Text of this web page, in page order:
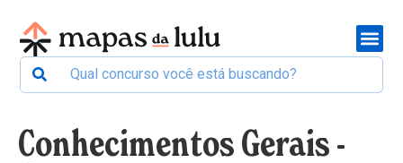
Conhecimentos Gerais -